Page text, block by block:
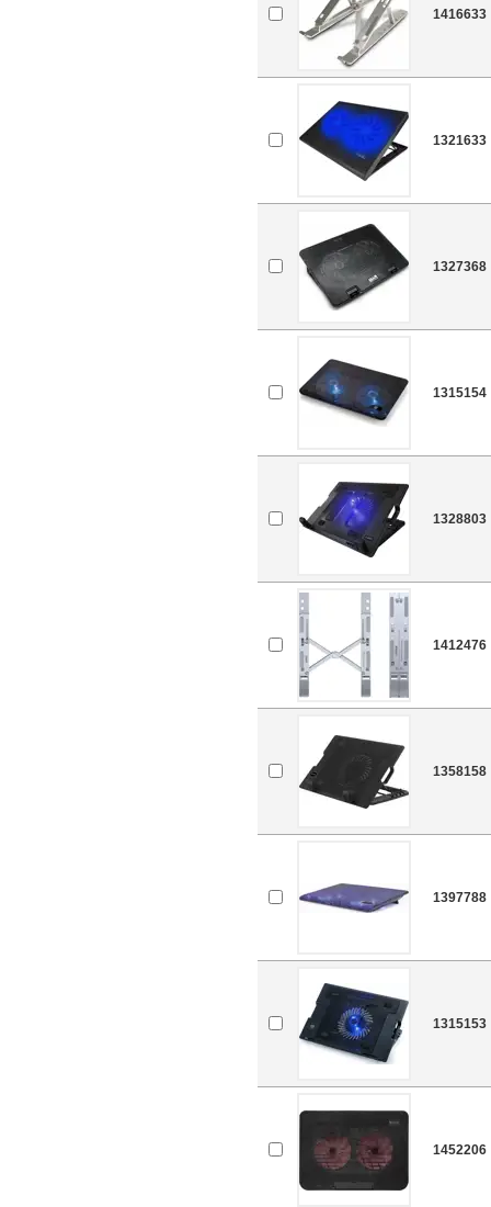
1416633
1321633
1327368
1315154
1328803
1412476
1358158
1397788
1315153
1452206